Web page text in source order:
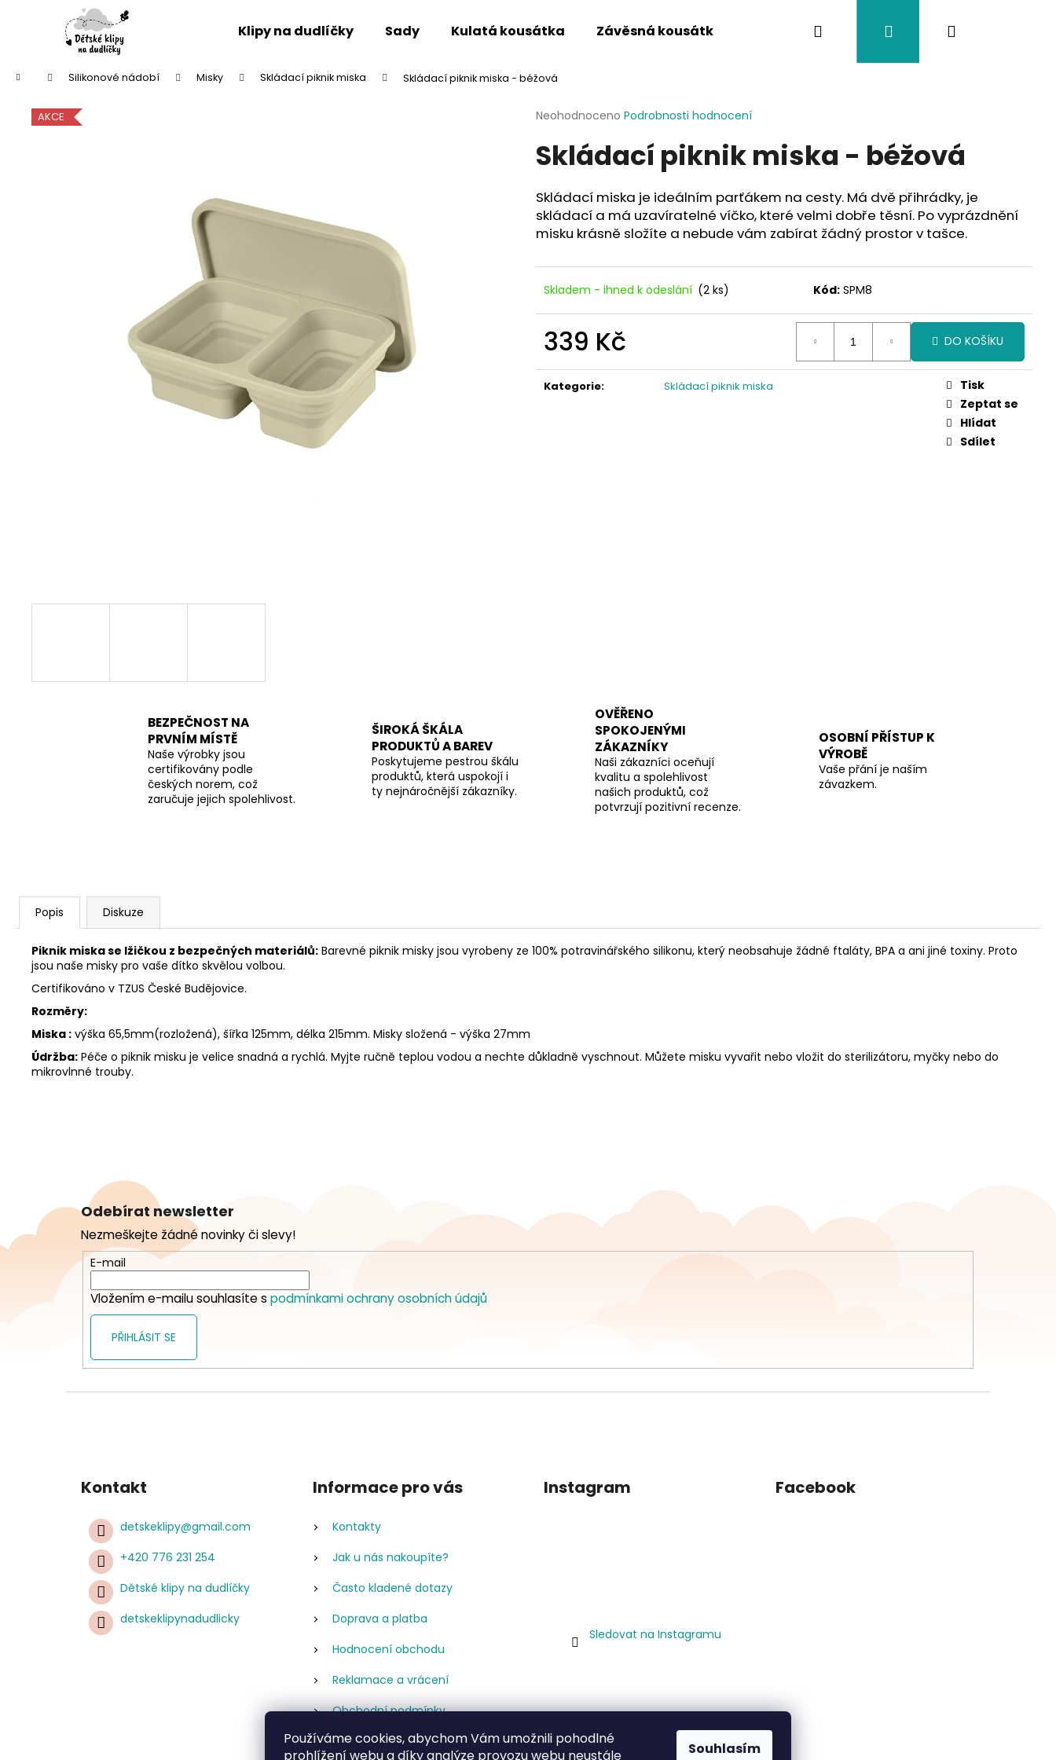
Používáme cookies, abychom Vám umožnili pohodlné
prohlížení webu a díky analýze provozu webu neustále
Souhlasím
Klipy na dudlíčky Sady Kulatá kousátka Závěsná kousátka Závěsy na kočárek Twistík kousátka
Hledat PřihlášeníNákupní
Domů Silikonové nádobí Misky Skládací piknik miska Skládací piknik miska - béžová
Průměrné
produktu
je
z
5
hvězdiček.
Neohodnoceno Podrobnosti hodnocení
Skládací piknik miska - béžová
Skládací miska je ideálním parťákem na cesty. Má dvě přihrádky, je
skládací a má uzavíratelné víčko, které velmi dobře těsní. Po vyprázdnění
misku krásně složíte a nebude vám zabírat žádný prostor v tašce.
Skladem - ihned k odeslání (2 ks) Kód: SPM8
339 Kč
cena:
DO KOŠÍKU
Kategorie: Skládací piknik miska
Tisk
Zeptat se
Hlídat
Sdílet
AKCE
BEZPEČNOST NA
PRVNÍM MÍSTĚ
Naše výrobky jsou
certifikovány podle
českých norem, což
zaručuje jejich spolehlivost.
ŠIROKÁ ŠKÁLA
PRODUKTŮ A BAREV
Poskytujeme pestrou škálu
produktů, která uspokojí i
ty nejnáročnější zákazníky.
OVĚŘENO
SPOKOJENÝMI
ZÁKAZNÍKY
Naši zákazníci oceňují
kvalitu a spolehlivost
našich produktů, což
potvrzují pozitivní recenze.
OSOBNÍ PŘÍSTUP K
VÝROBĚ
Vaše přání je naším
závazkem.
Popis Diskuze
Piknik miska se lžičkou z bezpečných materiálů: Barevné piknik misky jsou vyrobeny ze 100% potravinářského silikonu, který neobsahuje žádné ftaláty, BPA a ani jiné toxiny. Proto
jsou naše misky pro vaše dítko skvělou volbou.
Certifikováno v TZUS České Budějovice.
Rozměry:
Miska : výška 65,5mm(rozložená), šířka 125mm, délka 215mm. Misky složená - výška 27mm
Údržba: Péče o piknik misku je velice snadná a rychlá. Myjte ručně teplou vodou a nechte důkladně vyschnout. Můžete misku vyvařit nebo vložit do sterilizátoru, myčky nebo do
mikrovlnné trouby.
Zpět
obchodu
Zpět
obchodu
Co potřebujete najít?
HLEDAT
a
Odebírat newsletter
Nezmeškejte žádné novinky či slevy!
E-mail
Vložením e-mailu souhlasíte s podmínkami ochrany osobních údajů
PŘIHLÁSIT SE
Kontakt
detskeklipy@gmail.com
+420 776 231 254
Dětské klipy na dudlíčky
detskeklipynadudlicky
Informace pro vás
Kontakty
Jak u nás nakoupíte?
Často kladené dotazy
Doprava a platba
Hodnocení obchodu
Reklamace a vrácení
Obchodní podmínky
Podmínky ochrany osobních
údajů
Instagram
Sledovat na Instagramu
Facebook